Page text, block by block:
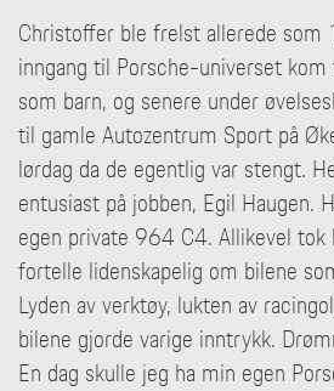
Christoffer ble frelst allerede
inngang til Porsche-universet
som barn, og senere under
til gamle Autozentrum Sport på
lørdag da de egentlig var stengt.
entusiast på jobben, Egil Haugen.
egen private 964 C4. Allikevel tok
fortelle lidenskapelig om bilene
Lyden av verktøy, lukten av
bilene gjorde varige inntrykk.
En dag skulle jeg ha min egen